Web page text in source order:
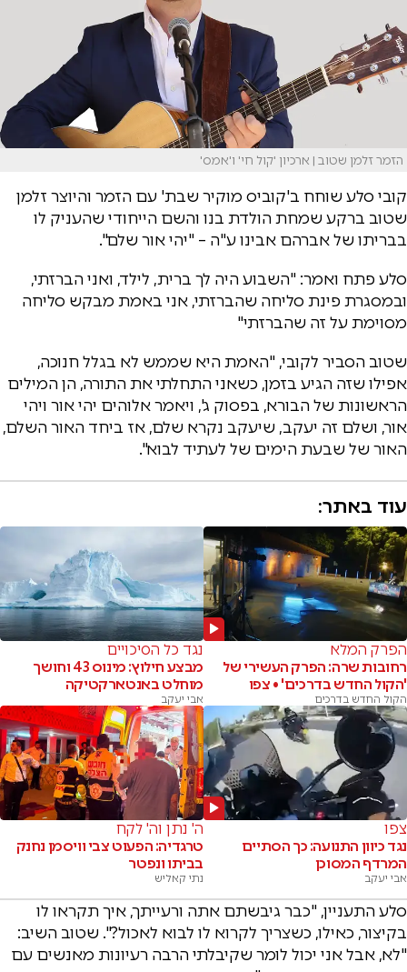
הזמר זלמן שטוב | ארכיון 'קול חי' ו'אמס'
קובי סלע שוחח ב'קוביס מוקיר שבת' עם הזמר והיוצר זלמן
שטוב ברקע שמחת הולדת בנו והשם הייחודי שהעניק לו
בבריתו של אברהם אבינו ע"ה – "יהי אור שלם".
סלע פתח ואמר: "השבוע היה לך ברית, לילד, ואני הברזתי,
ובמסגרת פינת סליחה שהברזתי, אני באמת מבקש סליחה
מסוימת על זה שהברזתי"
שטוב הסביר לקובי, "האמת היא שממש לא בגלל חנוכה,
אפילו שזה הגיע בזמן, כשאני התחלתי את התורה, הן המילים
הראשונות של הבורא, בפסוק ג', ויאמר אלוהים יהי אור ויהי
אור, ושלם זה יעקב, שיעקב נקרא שלם, אז ביחד האור השלם,
האור של שבעת הימים של לעתיד לבוא".
עוד באתר:
הפרק המלא
רחובות שרה: הפרק העשירי של
'הקול החדש בדרכים' • צפו
הקול החדש בדרכים
נגד כל הסיכויים
מבצע חילוץ: מינוס 43 וחושך
מוחלט באנטארקטיקה
אבי יעקב
צפו
נגד כיוון התנועה: כך הסתיים
המרדף המסוכן
אבי יעקב
ה' נתן וה' לקח
טרגדיה: הפעוט צבי וויסמן נחנק
בביתו ונפטר
נתי קאליש
סלע התעניין, "כבר גיבשתם אתה ורעייתך, איך תקראו לו
בקיצור, כאילו, כשצריך לקרוא לו לבוא לאכול?". שטוב השיב:
"לא, אבל אני יכול לומר שקיבלתי הרבה רעיונות מאנשים עם